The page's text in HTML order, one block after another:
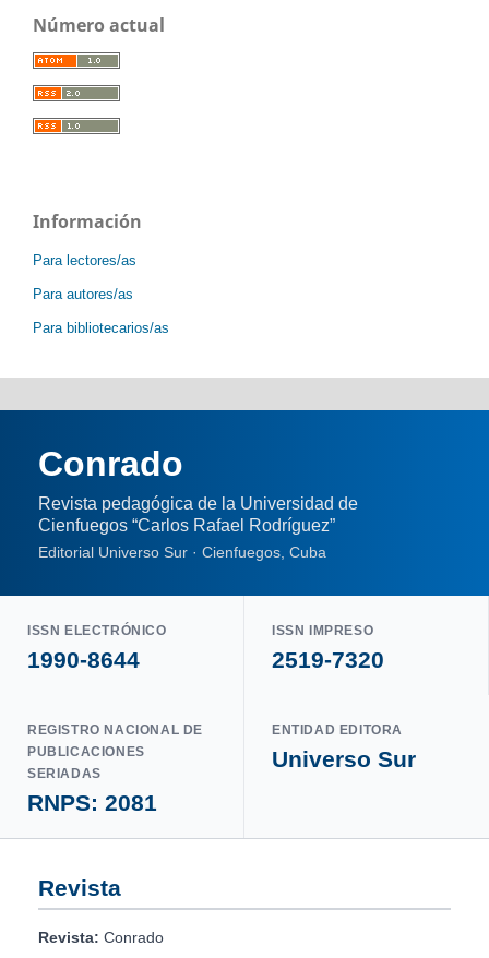
Número actual
Información
Para lectores/as
Para autores/as
Para bibliotecarios/as
Conrado
Revista pedagógica de la Universidad de
Cienfuegos “Carlos Rafael Rodríguez”
Editorial Universo Sur · Cienfuegos, Cuba
ISSN ELECTRÓNICO
1990-8644
ISSN IMPRESO
2519-7320
REGISTRO NACIONAL DE
PUBLICACIONES
SERIADAS
RNPS: 2081
ENTIDAD EDITORA
Universo Sur
Revista
Revista: Conrado